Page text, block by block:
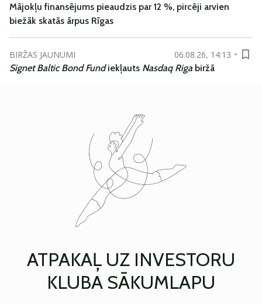
Mājokļu finansējums pieaudzis par 12 %, pircēji arvien
biežāk skatās ārpus Rīgas
BIRŽAS JAUNUMI
06.08.26, 14:13
Signet Baltic Bond Fundiekļauts Nasdaq Riga biržā
ATPAKAĻ UZ INVESTORU
KLUBA SĀKUMLAPU